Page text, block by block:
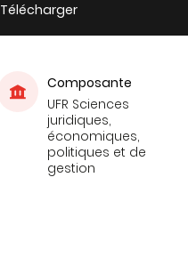
Télécharger
Composante
UFR Sciences
juridiques,
économiques,
politiques et de
gestion